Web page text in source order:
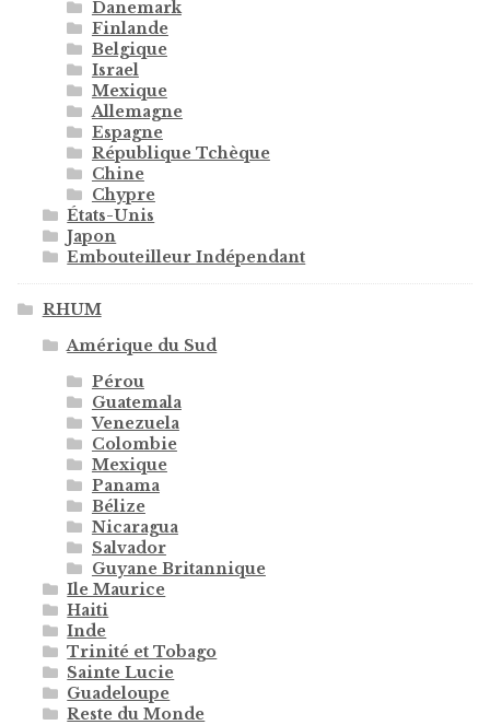
Danemark
Finlande
Belgique
Israel
Mexique
Allemagne
Espagne
République Tchèque
Chine
Chypre
États-Unis
Japon
Embouteilleur Indépendant
RHUM
Amérique du Sud
Pérou
Guatemala
Venezuela
Colombie
Mexique
Panama
Bélize
Nicaragua
Salvador
Guyane Britannique
Ile Maurice
Haiti
Inde
Trinité et Tobago
Sainte Lucie
Guadeloupe
Reste du Monde